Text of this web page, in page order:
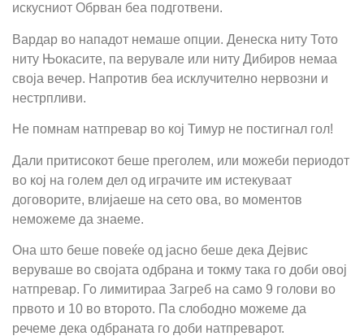
искусниот Обрван беа подготвени.
Вардар во нападот немаше опции. Денеска ниту Тото
ниту Њокасите, па верувале или ниту Дибиров немаа
своја вечер. Напротив беа исклучително нервозни и
нестрпливи.
Не помнам натпревар во кој Тимур не постигнал гол!
Дали притисокот беше преголем, или можеби периодот
во кој на голем дел од играчите им истекуваат
договорите, влијаеше на сето ова, во моментов
неможеме да знаеме.
Она што беше повеќе од јасно беше дека Дејвис
веруваше во својата одбрана и токму така го доби овој
натпревар. Го лимитираа Загреб на само 9 голови во
првото и 10 во второто. Па слободно можеме да
речеме дека одбраната го доби натпреварот.